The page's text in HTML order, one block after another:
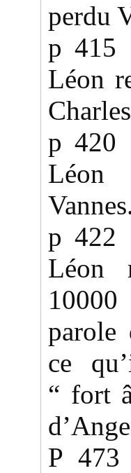
perdu
p
Léon
p
Léon
p
Léon
parole
ce
“ fort
P